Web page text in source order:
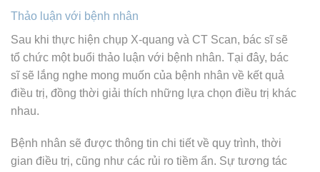
Thảo luận với bệnh nhân
Sau khi thực hiện chụp X-quang và CT Scan, bác sĩ sẽ
tổ chức một buổi thảo luận với bệnh nhân. Tại đây, bác
sĩ sẽ lắng nghe mong muốn của bệnh nhân về kết quả
điều trị, đồng thời giải thích những lựa chọn điều trị khác
nhau.
Bệnh nhân sẽ được thông tin chi tiết về quy trình, thời
gian điều trị, cũng như các rủi ro tiềm ẩn. Sự tương tác